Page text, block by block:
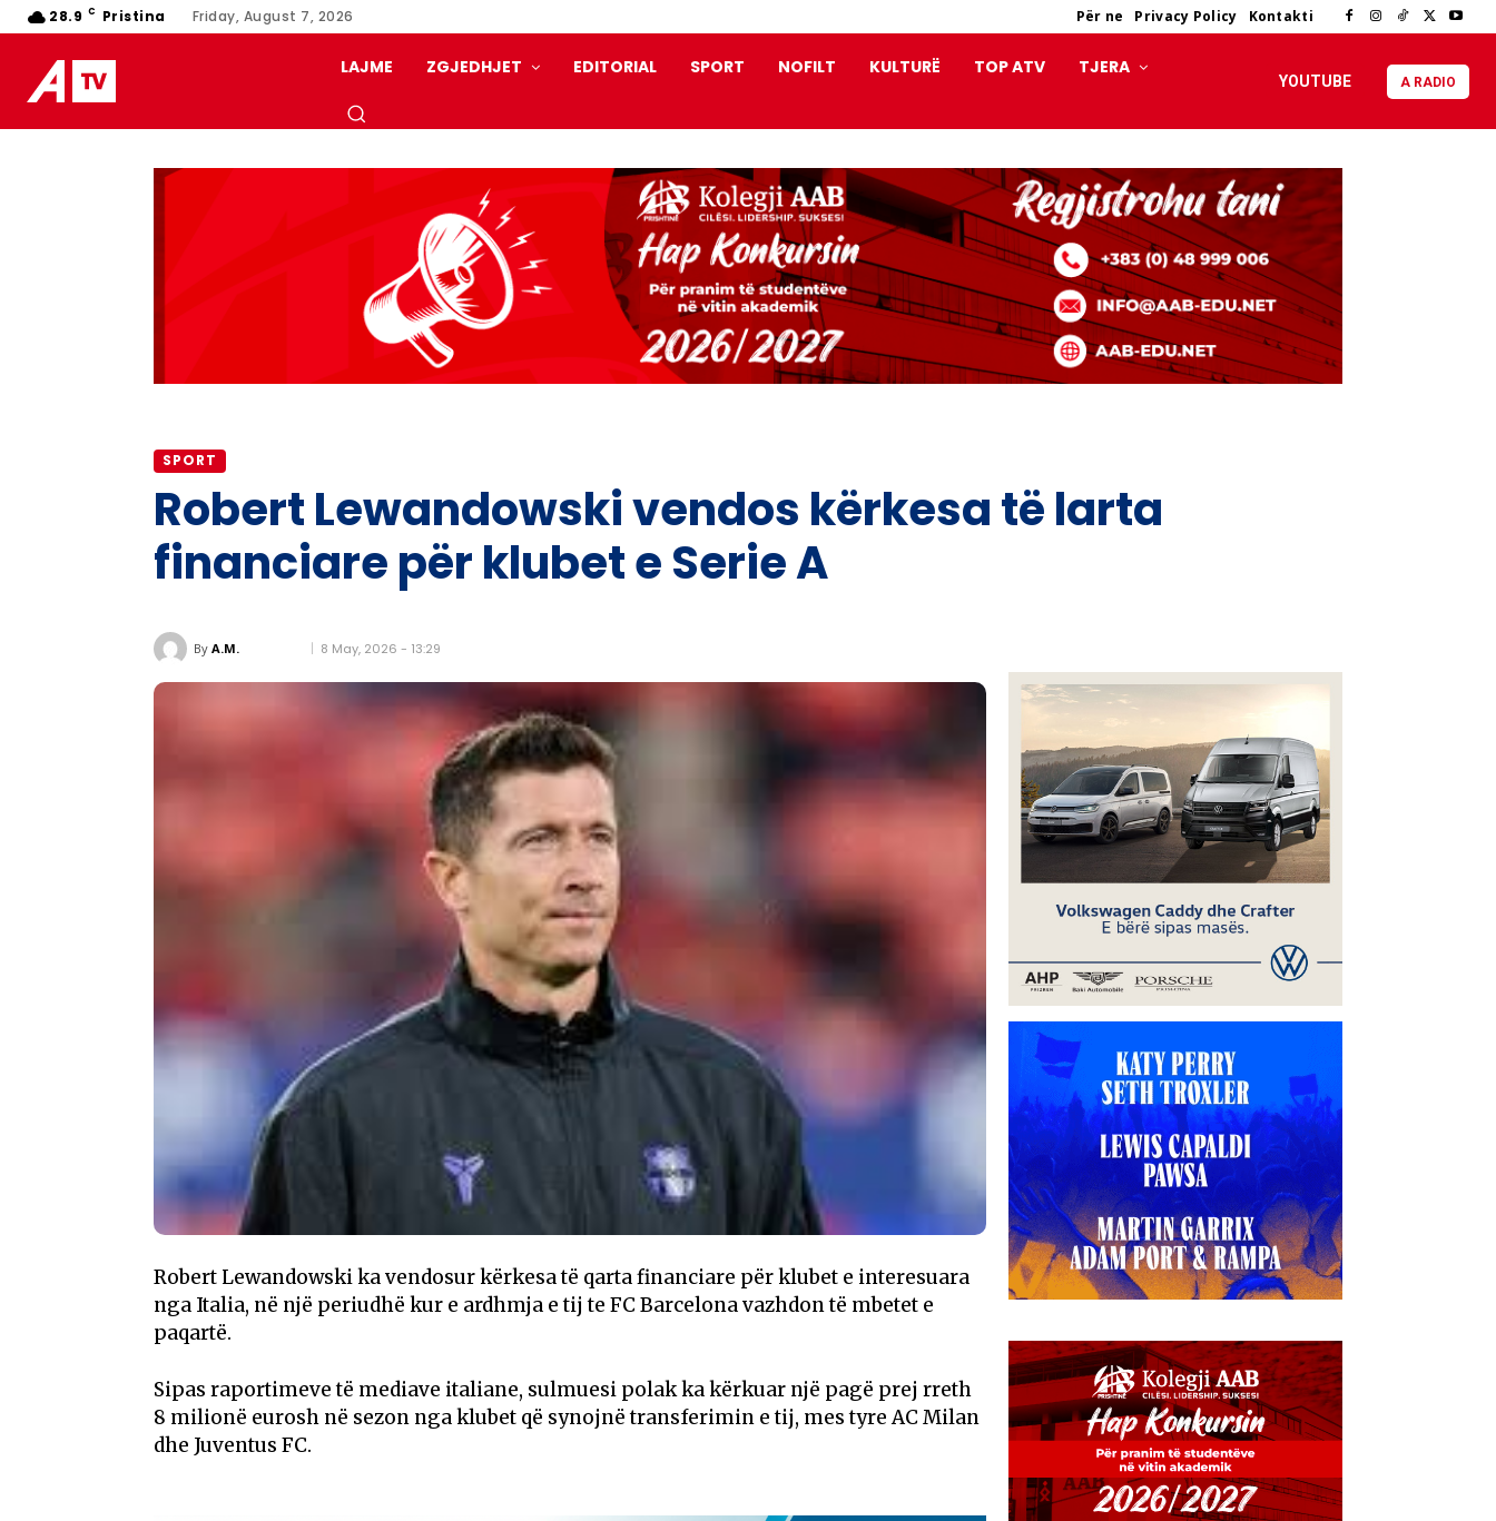
28.9 C Pristina Friday, August 7, 2026 Për ne Privacy Policy Kontakti
LAJME ZGJEDHJET EDITORIAL SPORT NOFILT KULTURË TOP ATV TJERA
YOUTUBE A RADIO
SPORT
Robert Lewandowski vendos kërkesa të larta
financiare për klubet e Serie A
By A.M. 8 May, 2026 - 13:29
Robert Lewandowskika vendosur kërkesa të qarta financiare për klubet e interesuara
nga Italia, në një periudhë kur e ardhmja e tij te FC Barcelonavazhdon të mbetet e
paqartë.
Sipas raportimeve të mediave italiane, sulmuesi polak ka kërkuar një pagë prej rreth
8 milionë eurosh në sezon nga klubet që synojnë transferimin e tij, mes tyreAC Milan
dhe Juventus FC.